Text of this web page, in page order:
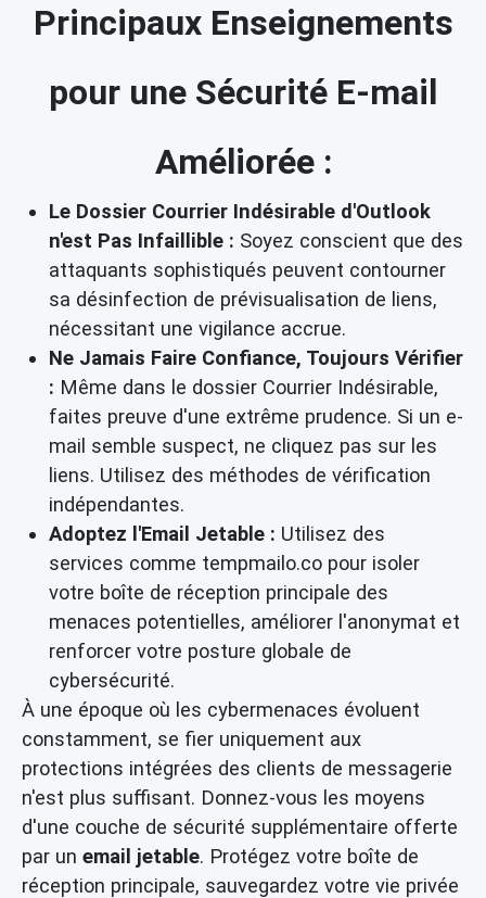
Principaux Enseignements
pour une Sécurité E-mail
Améliorée :
Le Dossier Courrier Indésirable d'Outlook
n'est Pas Infaillible : Soyez conscient que des
attaquants sophistiqués peuvent contourner
sa désinfection de prévisualisation de liens,
nécessitant une vigilance accrue.
Ne Jamais Faire Confiance, Toujours Vérifier
: Même dans le dossier Courrier Indésirable,
faites preuve d'une extrême prudence. Si un e-
mail semble suspect, ne cliquez pas sur les
liens. Utilisez des méthodes de vérification
indépendantes.
Adoptez l'Email Jetable : Utilisez des
services comme tempmailo.co pour isoler
votre boîte de réception principale des
menaces potentielles, améliorer l'anonymat et
renforcer votre posture globale de
cybersécurité.
À une époque où les cybermenaces évoluent
constamment, se fier uniquement aux
protections intégrées des clients de messagerie
n'est plus suffisant. Donnez-vous les moyens
d'une couche de sécurité supplémentaire offerte
par un email jetable. Protégez votre boîte de
réception principale, sauvegardez votre vie privée